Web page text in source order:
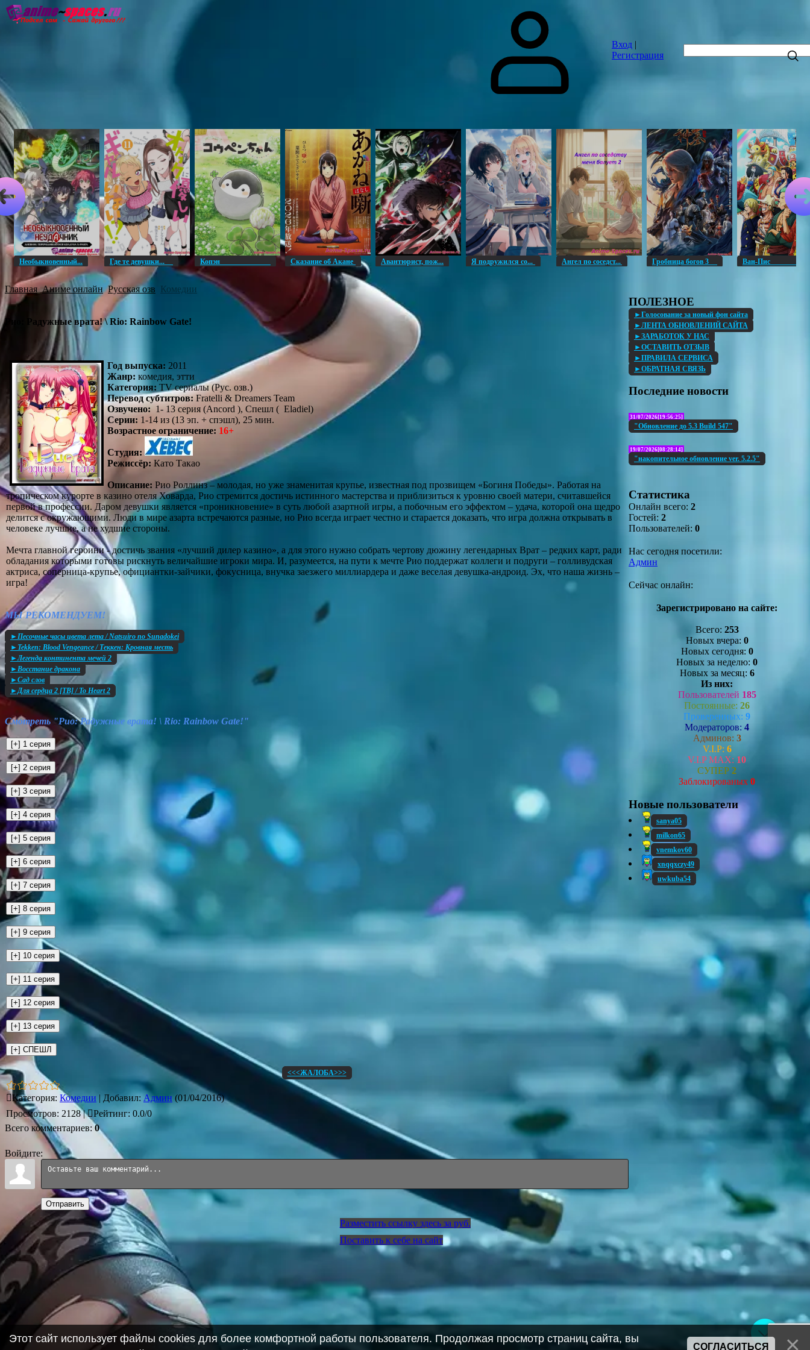
Вход |
Регистрация
Необыкновенный... Где те девушки... Копэн Сказание об Акане Авантюрист, пож... Я подружился со... Ангел по соседст... Гробница богов 3 Ван-
Главная Аниме онлайн Русская озв Комедии
Рио: Радужные врата! \ Rio: Rainbow Gate!
Год выпуска: 2011
Жанр: комедия, этти
Категория: TV сериалы (Рус. озв.)
Перевод субтитров:Fratelli & Dreamers Team
Озвучено:1- 13 серия (Ancord ), Спешл ( Eladiel)
Серии: 1-14 из (13 эп. + спэшл), 25 мин.
Возрастное ограничение: 16+
Студия:
Режиссёр: Като Такао
Описание: Рио Роллинз – молодая, но уже знаменитая крупье, известная под прозвищем «Богиня Победы». Работая на
тропическом курорте в казино отеля Ховарда, Рио стремится достичь истинного мастерства и приблизиться к уровню своей матери, считавшейся
первой в профессии. Даром девушки является «проникновение» в суть любой азартной игры, а побочным его эффектом – удача, которой она щедро
делится с окружающими. Люди в мире азарта встречаются разные, но Рио всегда играет честно и старается доказать, что игра должна открывать в
человеке лучшие, а не худшие стороны.
Мечта главной героини - достичь звания «лучший дилер казино», а для этого нужно собрать чертову дюжину легендарных Врат – редких карт, ради
обладания которыми готовы рискнуть величайшие игроки мира. И, разумеется, на пути к мечте Рио поддержат коллеги и подруги – голливудская
актриса, соперница-крупье, официантки-зайчики, фокусница, внучка заезжего миллиардера и даже веселая девушка-андроид. Эх, что наша жизнь –
игра!
МЫ РЕКОМЕНДУЕМ!
►Песочные часы цвета лета / Natsuiro no Sunadokei
►Tekken: Blood Vengeance / Теккен: Кровная месть
►Легенда континента мечей 2
►Восстание дракона
►Сад слов
►Для сердца 2 [ТВ] / To Heart 2
Смотреть "Рио: Радужные врата! \ Rio: Rainbow Gate!"
<<<ЖАЛОБА>>>
Категория: Комедии | Добавил: Админ(01/04/2016)
Просмотров: 2128 | Рейтинг: 0.0/0
Всего комментариев:0
Войдите:
Отправить
ПОЛЕЗНОЕ
►Голосование за новый фон сайта
►ЛЕНТА ОБНОВЛЕНИЙ САЙТА
►ЗАРАБОТОК У НАС
►ОСТАВИТЬ ОТЗЫВ
►ПРАВИЛА СЕРВИСА
►ОБРАТНАЯ СВЯЗЬ
Последние новости
31/07/2026[19:56:25]
"Обновление до 5.3 Build 547"
19/07/2026[08:28:14]
"накопительное обновление ver. 5.2.5"
Статистика
Онлайн всего: 2
Гостей: 2
Пользователей: 0
Нас сегодня посетили:
Админ
Сейчас онлайн:
Зарегистрировано на сайте:
Всего: 253
Новых вчера: 0
Новых сегодня: 0
Новых за неделю: 0
Новых за месяц: 6
Из них:
Пользователей 185
Постоянные: 26
Проверенных: 9
Модераторов: 4
Админов: 3
V.I.P: 6
V.I.P MAX: 10
СУПЕР 2
Заблокированых 0
Новые пользователи
sanya05
milkon65
vnemkov60
xnqqxczy49
uwkuba54
Разместить ссылку здесь за руб.
Поставить к себе на сайт
Этот сайт использует файлы cookies для более комфортной работы пользователя. Продолжая просмотр страниц сайта, вы
СОГЛАСИТЬСЯ